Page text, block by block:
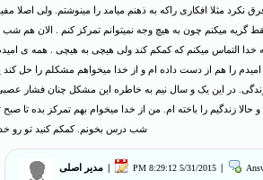
نکرد مثلا افکاری راکه به ذهنم میامد را مینوشتم. ولی اصلا
گریه میکنم چون به هیچ وجه نمیتوانم تمرکز کنم . الان هم شب
التماس میکنم که کمکم کند ولی هیچی به هیچی . همه ی
را هم از دست داده ام و از خدا میخواهم مشکلم را حل کند
زندگی. در این یک و سال نیم به خاطره این مشکل چنان فشار
زندگیم را باخته ام. من از خدا میخوام بهم تمرکز بده تا صبح
شب درس بخونم. کمکم کنید تو رو خدا
مدیر اصلی 5/31/2015 8:29:12 PM